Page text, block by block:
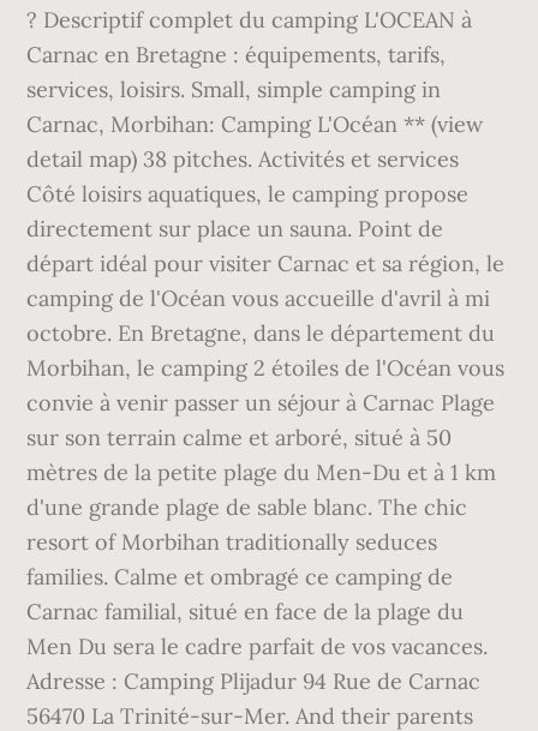
? Descriptif complet du camping L'OCEAN à
Carnac en Bretagne : équipements, tarifs,
services, loisirs. Small, simple camping in
Carnac, Morbihan: Camping L'Océan ** (view
detail map) 38 pitches. Activités et services
Côté loisirs aquatiques, le camping propose
directement sur place un sauna. Point de
départ idéal pour visiter Carnac et sa région, le
camping de l'Océan vous accueille d'avril à mi
octobre. En Bretagne, dans le département du
Morbihan, le camping 2 étoiles de l'Océan vous
convie à venir passer un séjour à Carnac Plage
sur son terrain calme et arboré, situé à 50
mètres de la petite plage du Men-Du et à 1 km
d'une grande plage de sable blanc. The chic
resort of Morbihan traditionally seduces
families. Calme et ombragé ce camping de
Carnac familial, situé en face de la plage du
Men Du sera le cadre parfait de vos vacances.
Adresse : Camping Plijadur 94 Rue de Carnac
56470 La Trinité-sur-Mer. And their parents